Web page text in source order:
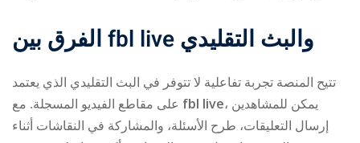
fbl liveوالبث التقليدي
تتيح المنصة تجربة تفاعلية لا تتوفر في البث التقليدي الذي يعتمد
fbl live، يمكن للمشاهدين
إرسال التعليقات، طرح الأسئلة، والمشاركة في النقاشات أثناء